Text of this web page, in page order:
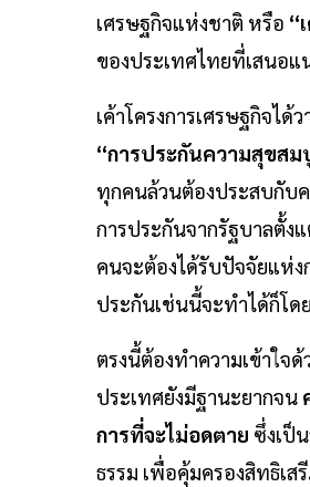
เศรษฐกิจแห่งชาติ หรือ “
ของประเทศไทยที่เสนอแ
เค้าโครงการเศรษฐกิจไ
“การประกันความสุขส
ทุกคนล้วนต้องประสบกับ
การประกันจากรัฐบาลตั้ง
คนจะต้องได้รับปัจจัยแห่ง
ประกันเช่นนี้จะทำได้ก็โด
ตรงนี้ต้องทำความเข้าใจ
ประเทศยังมีฐานะยากจน
การที่จะไม่อดตาย ซึ่งเป็
ธรรม เพื่อคุ้มครองสิทธิเ